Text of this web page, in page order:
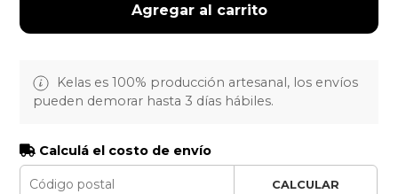
Agregar al carrito
Kelas es 100% producción artesanal, los envíos
pueden demorar hasta 3 días hábiles.
Calculá el costo de envío
CALCULAR